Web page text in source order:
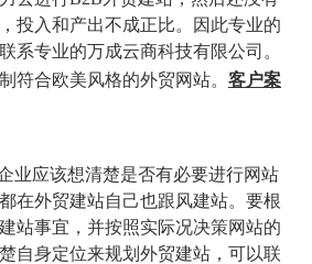
投入和产出不成正比。因此专业的
系专业的万成云商科技有限公司。
符合欧美风格的外贸网站。 客户案
业应该想清楚是否有必要进行网站
在外贸建站自己也跟风建站。要根
站事宜，并按照实际况决策网站的
自身定位来规划外贸建站，可以联